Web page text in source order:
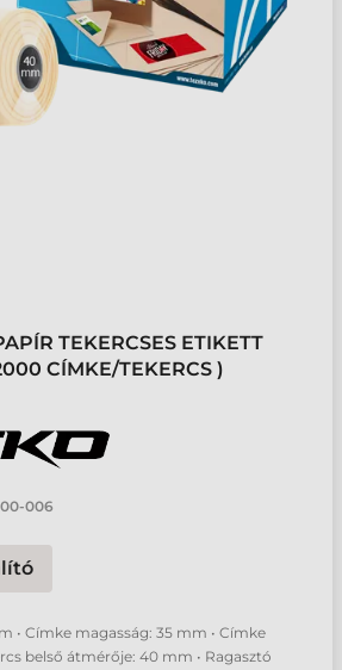
TEKERCSES ETIKETT
CÍMKE/TEKERCS )
006
• Címke magasság: 35 mm • Címke
belső átmérője: 40 mm • Ragasztó